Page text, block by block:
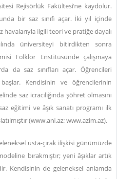
Rejisörlük Fakültesi’ne kaydolur.
bir saz sınıfı açar. İki yıl içinde
havalarıyla ilgili teori ve pratiğe dayalı
üniversiteyi bitirdikten sonra
Folklor Enstitüsünde çalışmaya
da saz sınıfları açar. Öğrencileri
Kendisinin ve öğrencilerinin
saz icracılığında şöhret olmasını
eğitimi ve âşık sanatı programı ilk
(www.anl.az; www.azim.az).
usta-çırak ilişkisi günümüzde
bırakmıştır; yeni âşıklar artık
Kendisinin de geleneksel anlamda